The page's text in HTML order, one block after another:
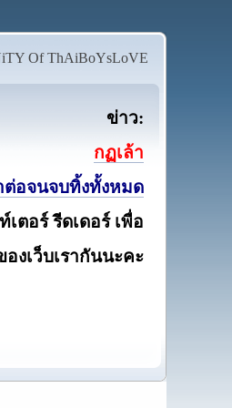
Of ThAiBoYsLoVE
ข่าว:
กฏเล้า
ต่อจนจบทิ้งทั้งหมด
ตอร์ รีดเดอร์ เพื่อ
งเว็บเรากันนะคะ